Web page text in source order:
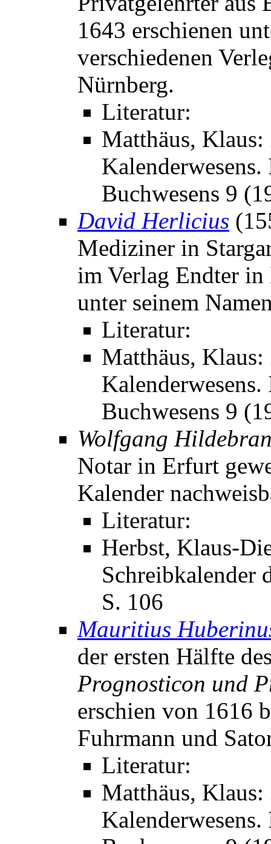
1643 erschienen
verschiedenen
Nürnberg.
Literatur:
Matthäus, Klaus:
Buchwesens 9
David Herlicius
Mediziner in
im Verlag Endter
unter seinem
Literatur:
Matthäus, Klaus:
Buchwesens 9
Wolfgang
Notar in Erfurt
Kalender
Literatur:
Herbst, Klaus-
Schreibkalender
S. 106
Mauritius
der ersten Hälfte
Prognosticon und
erschien von 1616
Fuhrmann und
Literatur:
Matthäus, Klaus: